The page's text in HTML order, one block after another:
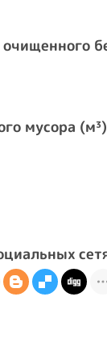
мусора (м³)